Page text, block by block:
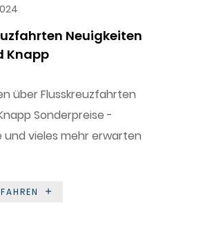
Neuigkeiten
Knapp
über Flusskreuzfahrten
Sonderpreise -
vieles mehr erwarten